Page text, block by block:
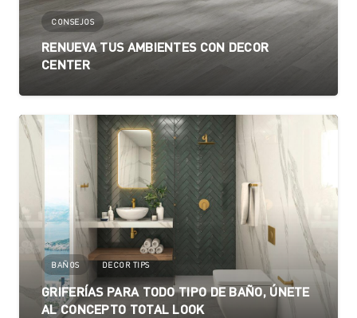
CONSEJOS
RENUEVA TUS AMBIENTES CON DECOR
CENTER
BAÑOS DECOR TIPS
GRIFERÍAS PARA TODO TIPO DE BAÑO, ÚNETE
AL CONCEPTO TOTAL LOOK